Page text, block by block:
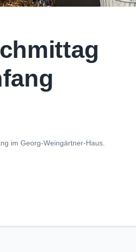
im Georg-Weingärtner-Haus.